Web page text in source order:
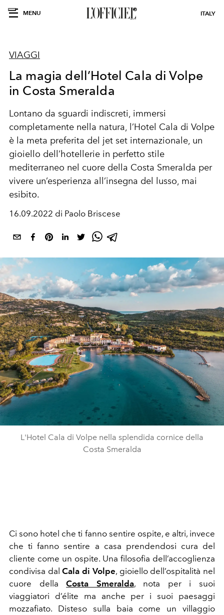
MENU ITALY
VIAGGI
La magia dell’Hotel Cala di Volpe
in Costa Smeralda
Lontano da sguardi indiscreti, immersi
completamente nella natura, l’Hotel Cala di Volpe
è la meta preferita del jet set internazionale, un
gioiello dell’hotellerie in perfetto stile
mediterraneo nel cuore della Costa Smeralda per
vivere un’esperienza all’insegna del lusso, mai
esibito.
16.09.2022 di Paolo Briscese
L'Hotel Cala di Volpe nella splendida cornice della
Costa Smeralda
Ci sono hotel che ti fanno sentire ospite, e altri, invece
che ti fanno sentire a casa prendendosi cura del
cliente come un ospite. Una filosofia dell’accoglienza
condivisa dal Cala di Volpe, gioiello dell’ospitalità nel
cuore dellaCosta Smeralda, nota per i suoi
viaggiatori d’élite ma anche per i suoi paesaggi
mozzafiato. Disteso sulla baia come un villaggio